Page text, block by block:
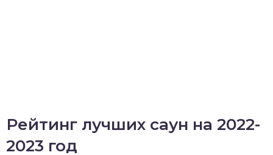
Рейтинг лучших саун на 2022-
2023 год